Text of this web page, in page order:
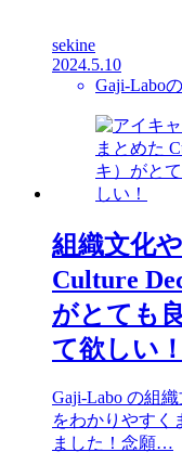
sekine
2024.5.10
Gaji-Labo
組織文化
Culture
がとても
て欲しい！
Gaji-Labo の組
をわかりやすく
ました！念願…